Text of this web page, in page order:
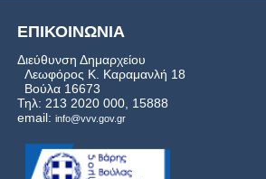
ΕΠΙΚΟΙΝΩΝΙΑ
Διεύθυνση Δημαρχείου
Λεωφόρος Κ. Καραμανλή 18
Βούλα 16673
Τηλ: 213 2020 000, 15888
email: info@vvv.gov.gr